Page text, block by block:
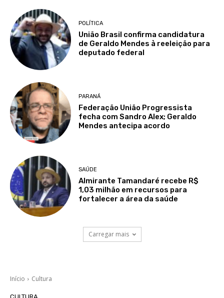
POLÍTICA
União Brasil confirma candidatura
de Geraldo Mendes à reeleição para
deputado federal
PARANÁ
Federação União Progressista
fecha com Sandro Alex; Geraldo
Mendes antecipa acordo
SAÚDE
Almirante Tamandaré recebe R$
1,03 milhão em recursos para
fortalecer a área da saúde
Carregar mais